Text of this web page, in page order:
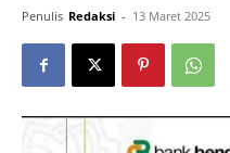
Penulis Redaksi - 13 Maret 2025